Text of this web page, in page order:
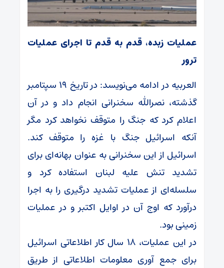
عملیات زبده، قدم به قدم تا اجرای عملیات
ترور
العربیه در ادامه می‌نویسد: در تاریخ ۱۹ سپتامبر
گذشته، نصرالله سخنرانی انجام داد و در آن
اعلام کرد که جنگ را متوقف نخواهد کرد مگر
آنکه اسرائیل جنگ با غزه را متوقف کند.
اسرائیل از این سخنرانی به عنوان بهانه‌ای برای
تشدید تنش علیه لبنان استفاده کرد و
سلسله‌ای از عملیات تشدید درگیری را به اجرا
درآورد که اوج آن در اوایل اکتبر و در عملیات
زمینی بود.
در این عملیات، ۱۸ سال کار اطلاعاتی اسرائیل
برای جمع آوری معلومات اطلاعاتی از طریق